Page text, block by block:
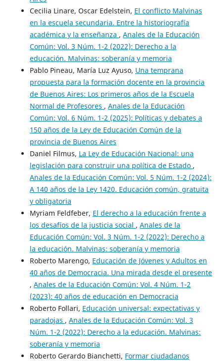
Cecilia Linare, Oscar Edelstein, El conflicto Malvinas
en la escuela secundaria. Entre la historiografía
académica y la enseñanza , Anales de la Educación
Común: Vol. 3 Núm. 1-2 (2022): Derecho a la
educación. Malvinas: soberanía y memoria
Pablo Pineau, María Luz Ayuso, Una temprana
propuesta para la formación docente en la provincia
de Buenos Aires: Los primeros años de la Escuela
Normal de Profesores , Anales de la Educación
Común: Vol. 6 Núm. 1-2 (2025): Políticas y debates a
150 años de la Ley de Educación Común de la
provincia de Buenos Aires
Daniel Filmus, La Ley de Educación Nacional: una
legislación para construir una política de Estado ,
Anales de la Educación Común: Vol. 5 Núm. 1-2 (2024):
A 140 años de la Ley 1420. Educación común, gratuita
y obligatoria
Myriam Feldfeber, El derecho a la educación frente a
los desafíos de la justicia social , Anales de la
Educación Común: Vol. 3 Núm. 1-2 (2022): Derecho a
la educación. Malvinas: soberanía y memoria
Roberto Marengo, Educación de Jóvenes y Adultos en
40 años de Democracia. Una mirada desde el presente
, Anales de la Educación Común: Vol. 4 Núm. 1-2
(2023): 40 años de educación en Democracia
Roberto Follari, Educación universal: expectativas y
paradojas , Anales de la Educación Común: Vol. 3
Núm. 1-2 (2022): Derecho a la educación. Malvinas:
soberanía y memoria
Roberto Gerardo Bianchetti, Formar ciudadanos